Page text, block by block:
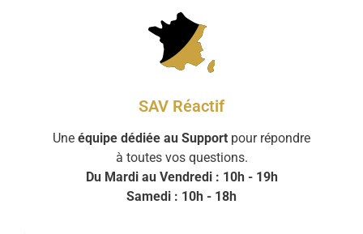
SAV Réactif
Une équipe dédiée au Support pour répondre
à toutes vos questions.
Du Mardi au Vendredi : 10h - 19h
Samedi : 10h - 18h